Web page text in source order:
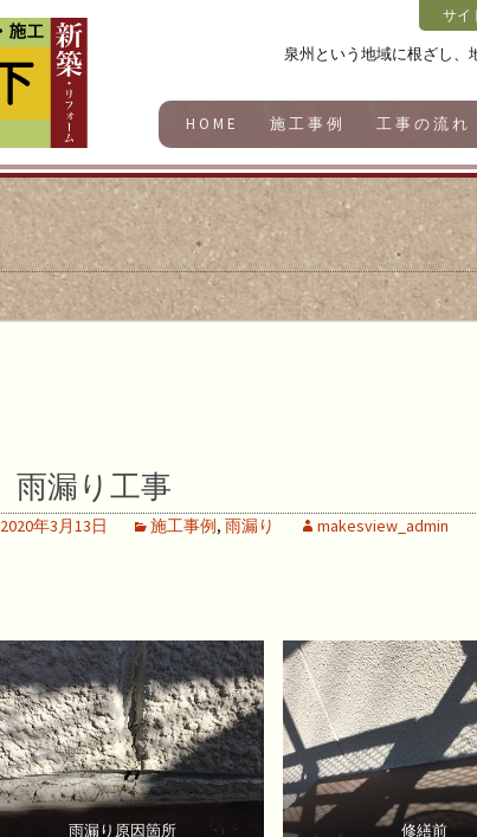
泉州という地域に根ざし、
サイ
HOME 施工事例 工事の流れ
雨漏り工事
2020年3月13日 施工事例, 雨漏り makesview_admin
雨漏り原因箇所 修繕前